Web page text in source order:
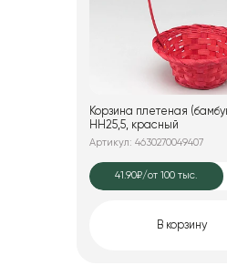
Корзина плетеная
HH25,5, красный
Артикул: 4630270049407
41.90₽/от 100 тыс.
В корзину